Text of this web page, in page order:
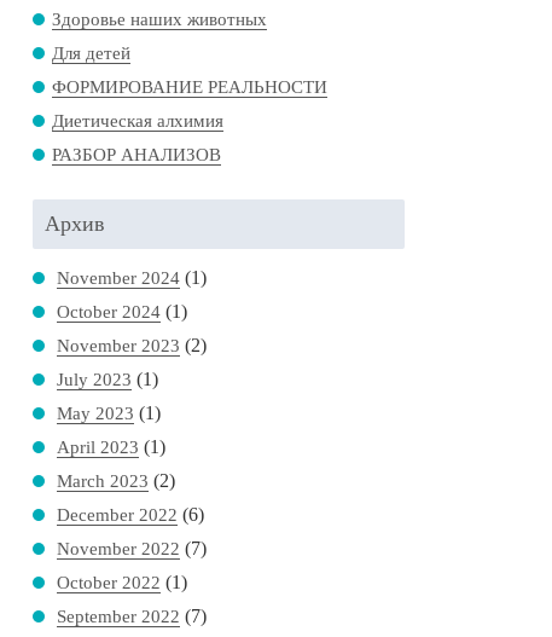
Здоровье наших животных
Для детей
ФОРМИРОВАНИЕ РЕАЛЬНОСТИ
Диетическая алхимия
РАЗБОР АНАЛИЗОВ
Архив
November 2024 (1)
October 2024 (1)
November 2023 (2)
July 2023 (1)
May 2023 (1)
April 2023 (1)
March 2023 (2)
December 2022 (6)
November 2022 (7)
October 2022 (1)
September 2022 (7)